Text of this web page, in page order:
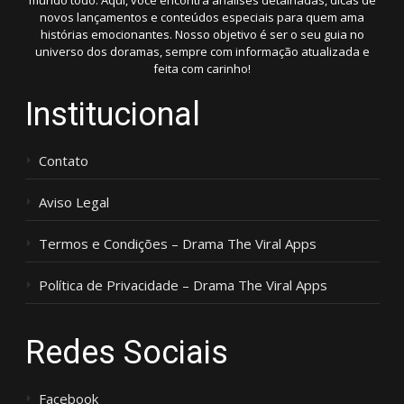
novos lançamentos e conteúdos especiais para quem ama
histórias emocionantes. Nosso objetivo é ser o seu guia no
universo dos doramas, sempre com informação atualizada e
feita com carinho!
Institucional
Contato
Aviso Legal
Termos e Condições – Drama The Viral Apps
Política de Privacidade – Drama The Viral Apps
Redes Sociais
Facebook